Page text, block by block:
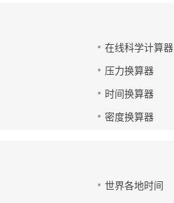
在线科学计算器
压力换算器
时间换算器
密度换算器
世界各地时间